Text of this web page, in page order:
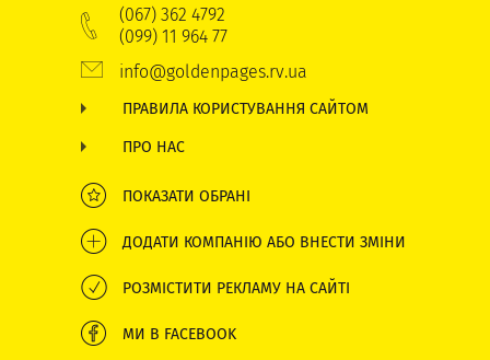
(067) 362 4792
(099) 11 964 77
info@goldenpages.rv.ua
ПРАВИЛА КОРИСТУВАННЯ САЙТОМ
ПРО НАС
ПОКАЗАТИ ОБРАНІ
ДОДАТИ КОМПАНІЮ АБО ВНЕСТИ ЗМІНИ
РОЗМІСТИТИ РЕКЛАМУ НА САЙТІ
МИ В FACEBOOK